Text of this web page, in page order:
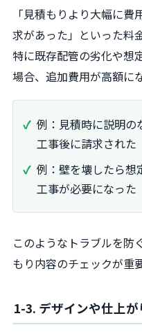
「見積もりより大幅に
求があった」といった料
特に既存配管の劣化や想
場合、追加費用が高額に
例：見積時に説明の
工事後に請求された
例：壁を壊したら想
工事が必要になった
このようなトラブルを防
もり内容のチェックが重
1-3. デザインや仕上